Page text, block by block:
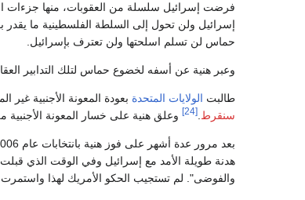
فرضت إسرائيل سلسلة من العقوبات، منها جزءات
حماس لن تسلم اسلحتها ولن تعترف بإسرائيل.
وعبر هنية عن أسفه لخضوع حماس لتلك التدابير
طالبت الولايات المتحدة بعودة المعونة الأجنبية
سنقرط [24] وعلق هنية على خسار المعونة الأجنبية
بعد مرور عدة أشهر على فوز هنية بانتخابات عام 2006، أرسل هنية رسالة إلى
والفوضى". لم تستجيب الحكو الأمريك لهذا واستمرت